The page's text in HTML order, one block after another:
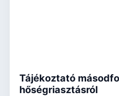
Tájékoztató
hőségriasztásról